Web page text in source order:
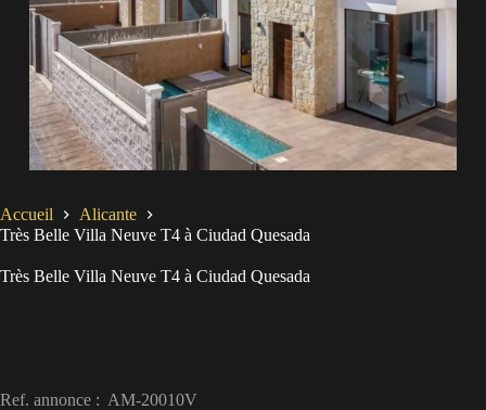
Accueil
Alicante
Très Belle Villa Neuve T4 à Ciudad Quesada
Très Belle Villa Neuve T4 à Ciudad Quesada
Ref. annonce : AM-20010V